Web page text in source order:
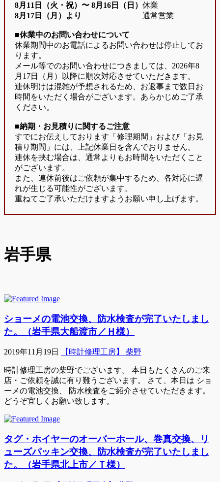
8月11日（火・祝）〜 8月16日（日） 休業
8月17日（月）より
通常営業
■休業中のお問い合わせについて
休業期間中のお電話によるお問い合わせは停止してお
ります。
メール等でのお問い合わせにつきましては、2026年8
月17日（月）以降に順次対応させていただきます。
連休明けは混雑が予想されるため、お返事まで数日お
時間をいただく場合がございます。あらかじめご了承
ください。
■納期・お見積りに関するご注意
すでにお伝えしております「修理期間」および「お見
積り期間」には、上記休業日を含んでおりません。
連休を挟む場合は、通常よりもお時間をいただくこと
がございます。
また、連休前後はご依頼が集中するため、各対応に遅
れが生じる可能性がございます。
重ねてご了承いただけますようお願い申し上げます。
岩手県
ショーメの電池交換、防水検査が完了いたしまし
た。（岩手県大船渡市／Ｈ様）
2019年11月19日 【時計修理工房】 柴野
時計修理工房の柴野でございます。 本日もたくさんのご来
店・ご依頼を誠に有り難うございます。 さて、本日は ショ
ーメの電池交換、 防水検査をご紹介させていただきます。
どうぞ宜しくお願い致します。
タグ・ホイヤーのオーバーホール、巻真交換、リ
ューズパッキン交換、防水検査が完了いたしまし
た。（岩手県北上市／Ｔ様）